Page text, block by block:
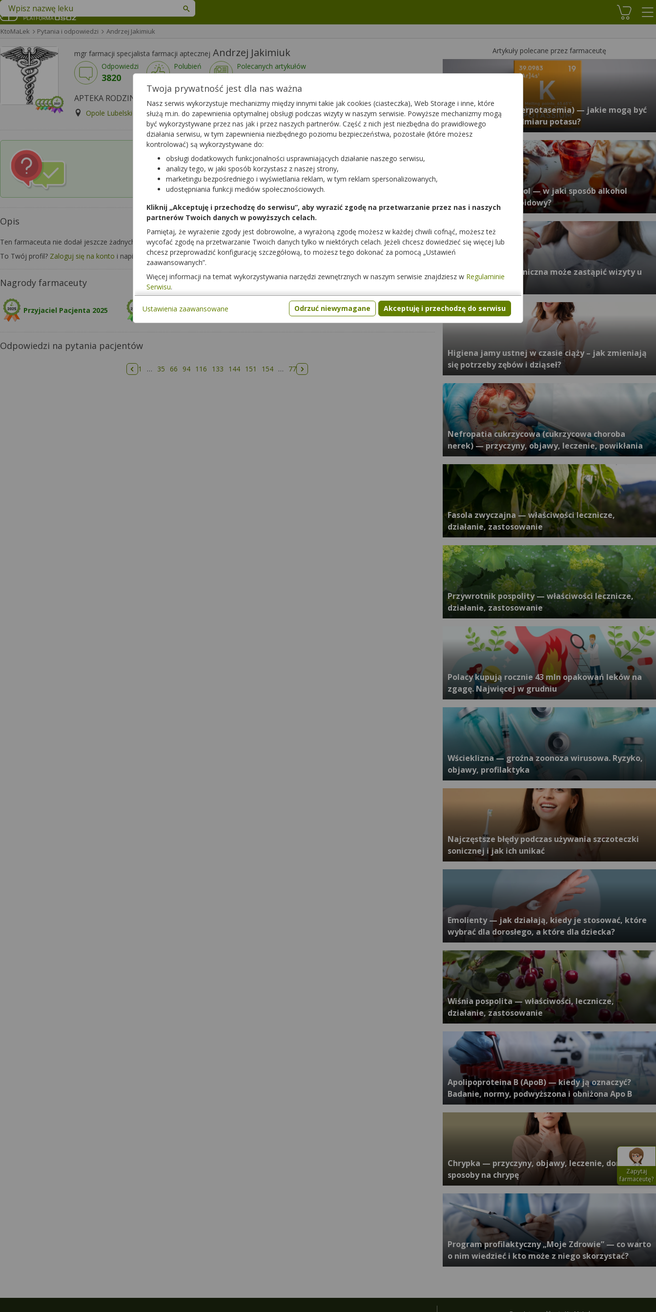
Koszyk
Znajdź lek w swojej okolicy
KtoMaLek Pytania i odpowiedzi Andrzej Jakimiuk
Zapytaj
farmaceutę?
mgr farmacji specjalista farmacji aptecznej Andrzej Jakimiuk
Odpowiedzi
3820
Polubień
3426
Polecanych artykułów
114
APTEKA RODZINNA, Opole Lubelskie
Opole Lubelskie, LUBELSKA 13 Wyświetl numer Dzisiaj czynna07:00 - 20:00
Czy chcesz wysłać pytanie do apteki,
w której pracuje ten farmaceuta?
Opis
Ten farmaceuta nie dodał jeszcze żadnych informacji o sobie.
To Twój profil? Zaloguj się na konto i napisz o sobie kilka zdań, aby pacjenci mogli cię lepiej poznać.
Nagrody farmaceuty
Przyjaciel Pacjenta 2025
Odpowiedzi na pytania pacjentów
Poprzednia strona
1 … 35 66 94 116 133 144 151 154 … 77 Następna strona
Artykuły polecane przez farmaceutę
Hiperkaliemia (hiperpotasemia) — jakie mogą być
objawy i skutki nadmiaru potasu?
Alkohol a cholesterol — w jaki sposób alkohol
wpływa na profil lipidowy?
Czy szczoteczka soniczna może zastąpić wizyty u
dentysty?
Higiena jamy ustnej w czasie ciąży – jak zmieniają
się potrzeby zębów i dziąseł?
Nefropatia cukrzycowa (cukrzycowa choroba
nerek) — przyczyny, objawy, leczenie, powikłania
Fasola zwyczajna — właściwości lecznicze,
działanie, zastosowanie
Przywrotnik pospolity — właściwości lecznicze,
działanie, zastosowanie
Polacy kupują rocznie 43 mln opakowań leków na
zgagę. Najwięcej w grudniu
Wścieklizna — groźna zoonoza wirusowa. Ryzyko,
objawy, profilaktyka
Najczęstsze błędy podczas używania szczoteczki
sonicznej i jak ich unikać
Emolienty — jak działają, kiedy je stosować, które
wybrać dla dorosłego, a które dla dziecka?
Wiśnia pospolita — właściwości, lecznicze,
działanie, zastosowanie
Apolipoproteina B (ApoB) — kiedy ją oznaczyć?
Badanie, normy, podwyższona i obniżona Apo B
Chrypka — przyczyny, objawy, leczenie, domowe
sposoby na chrypę
Program profilaktyczny „Moje Zdrowie” — co warto
o nim wiedzieć i kto może z niego skorzystać?
Twoja prywatność jest dla nas ważna
Nasz serwis wykorzystuje mechanizmy między innymi takie jak cookies (ciasteczka), Web Storage i inne, które
służą m.in. do zapewnienia optymalnej obsługi podczas wizyty w naszym serwisie. Powyższe mechanizmy mogą
być wykorzystywane przez nas jak i przez naszych partnerów. Część z nich jest niezbędna do prawidłowego
działania serwisu, w tym zapewnienia niezbędnego poziomu bezpieczeństwa, pozostałe (które możesz
kontrolować) są wykorzystywane do:
obsługi dodatkowych funkcjonalności usprawniających działanie naszego serwisu,
analizy tego, w jaki sposób korzystasz z naszej strony,
marketingu bezpośredniego i wyświetlania reklam, w tym reklam spersonalizowanych,
udostępniania funkcji mediów społecznościowych.
Kliknij „Akceptuję i przechodzę do serwisu”, aby wyrazić zgodę na przetwarzanie przez nas i naszych
partnerów Twoich danych w powyższych celach.
Pamiętaj, że wyrażenie zgody jest dobrowolne, a wyrażoną zgodę możesz w każdej chwili cofnąć, możesz też
wycofać zgodę na przetwarzanie Twoich danych tylko w niektórych celach. Jeżeli chcesz dowiedzieć się więcej lub
chcesz przeprowadzić konfigurację szczegółową, to możesz tego dokonać za pomocą „Ustawień
zaawansowanych”.
Więcej informacji na temat wykorzystywania narzędzi zewnętrznych w naszym serwisie znajdziesz w Regulaminie
Serwisu.
Odrzuć niewymagane Akceptuję i przechodzę do serwisu
Ustawienia zaawansowane